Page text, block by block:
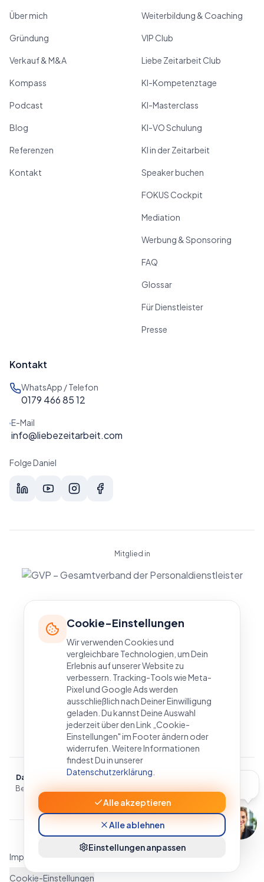
Über mich
Gründung
Verkauf & M&A
Kompass
Podcast
Blog
Referenzen
Kontakt
Weiterbildung & Coaching
VIP Club
Liebe Zeitarbeit Club
KI-Kompetenztage
KI-Masterclass
KI-VO Schulung
KI in der Zeitarbeit
Speaker buchen
FOKUS Cockpit
Mediation
Werbung & Sponsoring
FAQ
Glossar
Für Dienstleister
Presse
Kontakt
WhatsApp / Telefon
0179 466 85 12
E-Mail
info@liebezeitarbeit.com
Folge Daniel
Mitglied in
Daniel Müller
— CEO Liebe Zeitarbeit · Experte, Berater, Coach & KI-
Berater für Zeitarbeit und Personaldienstleistung · BAFA-ID 213388 ·
Witten, Nordrhein-Westfalen · DACH-Raum
©2026Liebe Zeitarbeit. Alle Rechte vorbehalten.
Impressum
Cookie-Einstellungen
Was macht Daniel? 🤔
Cookie-Einstellungen
Wir verwenden Cookies und
vergleichbare Technologien, um Dein
Erlebnis auf unserer Website zu
verbessern. Tracking-Tools wie Meta-
Pixel und Google Ads werden
ausschließlich nach Deiner Einwilligung
geladen. Du kannst Deine Auswahl
jederzeit über den Link „Cookie-
Einstellungen" im Footer ändern oder
widerrufen. Weitere Informationen
findest Du in unserer
Datenschutzerklärung
Alle akzeptieren
Alle ablehnen
Einstellungen anpassen